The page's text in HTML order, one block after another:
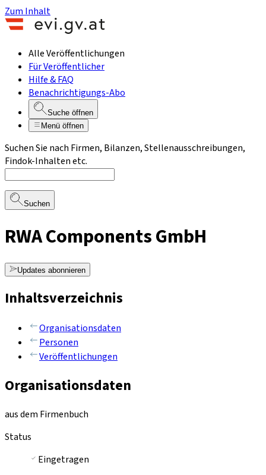
Zum Inhalt
Alle Veröffentlichungen
Für Veröffentlicher
Hilfe & FAQ
Benachrichtigungs-Abo
Suche öffnen
Menü öffnen
Suchen Sie nach Firmen, Bilanzen, Stellenausschreibungen,
Findok-Inhalten etc.
Suchen
RWA Components GmbH
Updates abonnieren
Inhaltsverzeichnis
Organisationsdaten
Personen
Veröffentlichungen
Organisationsdaten
aus dem Firmenbuch
Status
Eingetragen